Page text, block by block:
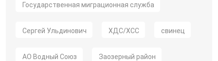
Государственная миграционная служба
Сергей Ульдинович ХДС/ХСС свинец
АО Водный Союз Заозерный район